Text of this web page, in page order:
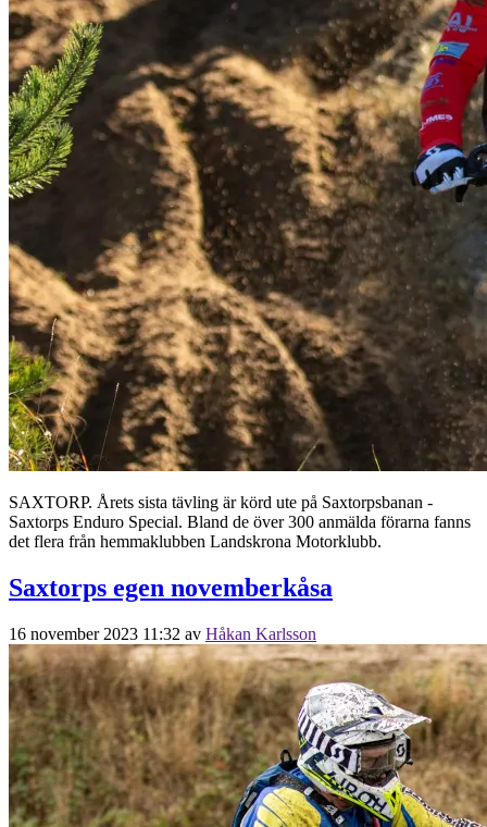
SAXTORP. Årets sista tävling är körd ute på Saxtorpsbanan -
Saxtorps Enduro Special. Bland de över 300 anmälda förarna fanns
det flera från hemmaklubben Landskrona Motorklubb.
Saxtorps egen novemberkåsa
16 november 2023 11:32 av Håkan Karlsson